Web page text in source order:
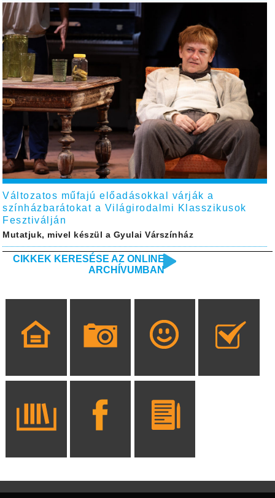
Változatos műfajú előadásokkal várják a
színházbarátokat a Világirodalmi Klasszikusok
Fesztiválján
Mutatjuk, mivel készül a Gyulai Várszínház
CIKKEK KERESÉSE AZ ONLINE
ARCHÍVUMBAN